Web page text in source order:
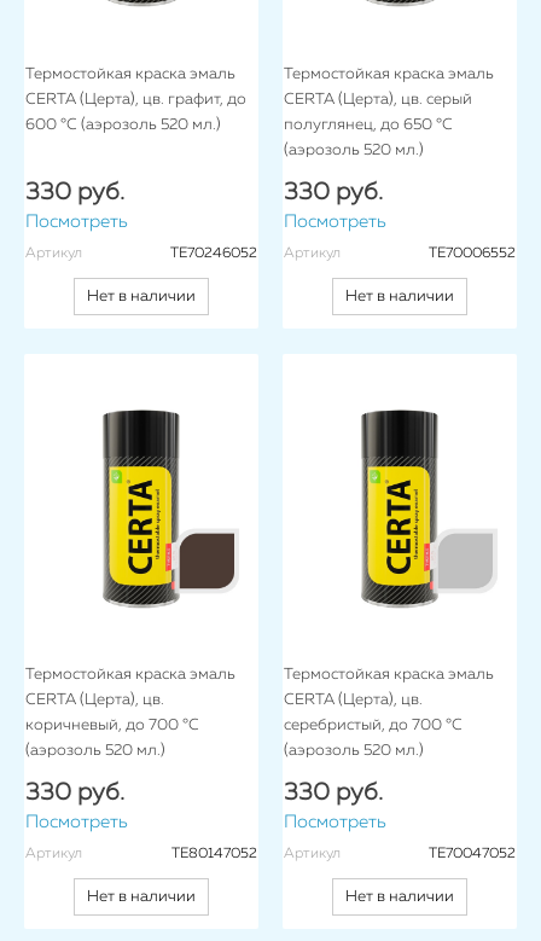
Термостойкая краска эмаль
CERTA (Церта), цв. графит, до
600 °C (аэрозоль 520 мл.)
330 руб.
Посмотреть
Артикул TE70246052
Нет в наличии
Термостойкая краска эмаль
CERTA (Церта), цв. серый
полуглянец, до 650 °C
(аэрозоль 520 мл.)
330 руб.
Посмотреть
Артикул TE70006552
Нет в наличии
Термостойкая краска эмаль
CERTA (Церта), цв.
коричневый, до 700 °C
(аэрозоль 520 мл.)
330 руб.
Посмотреть
Артикул TE80147052
Нет в наличии
Термостойкая краска эмаль
CERTA (Церта), цв.
серебристый, до 700 °C
(аэрозоль 520 мл.)
330 руб.
Посмотреть
Артикул TE70047052
Нет в наличии